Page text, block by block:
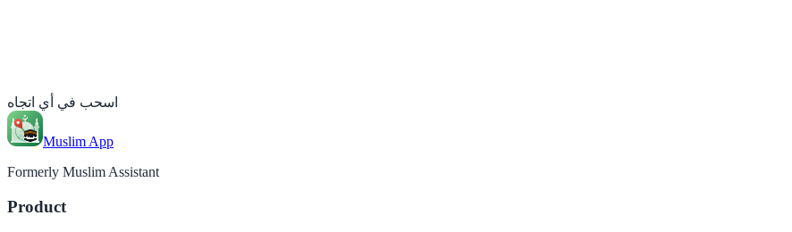
اسحب في أي اتجاه
Muslim App
Formerly Muslim Assistant
Product